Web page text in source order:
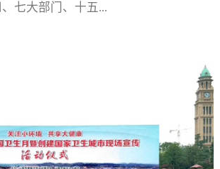
七大部门、十五...